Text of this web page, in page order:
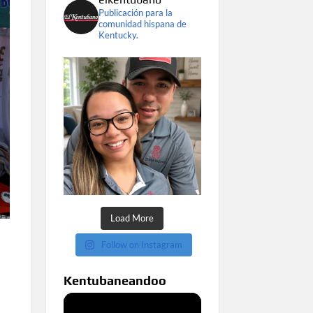
Publicación para la
comunidad hispana de
Kentucky.
Load More
Follow on Instagram
Kentubaneandoo